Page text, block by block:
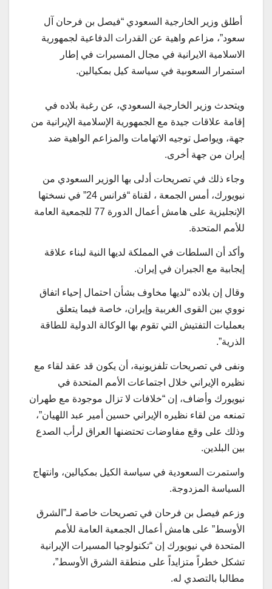
أطلق وزير الخارجية السعودي “فيصل بن فرحان آل
سعود”، مزاعم واهية عن القدرات الدفاعية لجمهوریة
الاسلامیة الایرانیة في مجال المسیرات في إطار
استمرار السعوىية في سياسة كيل بمكيالين.
ويتحدث وزير الخارجية السعودي، عن رغبة بلاده في
إقامة علاقات جيدة مع الجمهورية الإسلامية الإيرانية من
جهة، ويواصل توجيه الاتهامات والمزاعم الواهیة ضد
إيران من جهة أخرى.
وجاء ذلك في تصريحات أدلى بها الوزير السعودي من
نيويورك، أمس الجمعة ، لقناة “فرانس 24” في نسختها
الإنجليزية على هامش أعمال الدورة 77 للجمعية العامة
للأمم المتحدة.
وأكد أن السلطات في المملكة لديها النية لبناء علاقة
إيجابية مع الجيران في إيران.
وقال إن بلاده “لديها مخاوف بشأن احتمال إحياء اتفاق
نووي بين القوى الغربية وإيران، خاصة فيما يتعلق
بعمليات التفتيش التي تقوم بها الوكالة الدولية للطاقة
الذرية”.
ونفى في تصريحات تلفزيونية، أن يكون قد عقد لقاء مع
نظيره الإيراني خلال اجتماعات الأمم المتحدة في
نيويورك وأضاف، إن “خلافات لا تزال موجودة مع طهران
تمنعه من لقاء نظيره الإيراني حسين أمير عبد اللهيان”،
وذلك على وقع مفاوضات تحتضنها العراق لرأب الصدع
بين البلدين.
واستمرت السعودية في سياسة الكيل بمكيالين، وانتهاج
السياسة المزدوجة.
وزعم فيصل بن فرحان في تصريحات خاصة لـ”الشرق
الأوسط” على هامش أعمال الجمعية العامة للأمم
المتحدة في نيويورك إن “تكنولوجيا المسيرات الإيرانية
تشكل خطراً متزايداً على منطقة الشرق الأوسط”،
مطالبا بالتصدي له.